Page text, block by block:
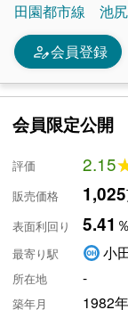
田園都市線
池
person_edit会員登録
会員限定公開
評価 2.15
販売価格 1,025
表面利回り 5.41 ％
最寄り駅 小
所在地 -
築年月 1982